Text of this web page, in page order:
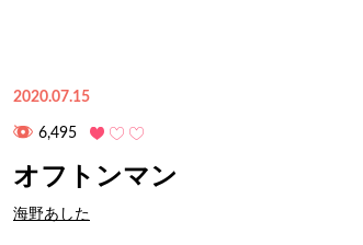
2020.07.15
6,495
オフトンマン
海野あした